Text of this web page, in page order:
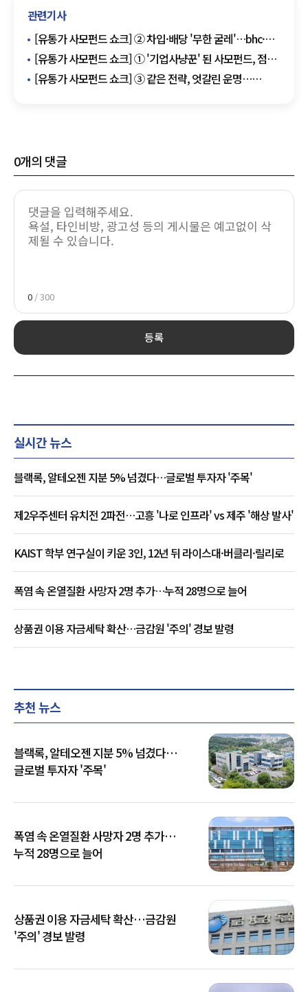
관련기사
[유통가 사모펀드 쇼크] ② 차입·배당 '무한 굴레'…bhc·
버거킹의 끝나지 않는 '엑시트'
[유통가 사모펀드 쇼크] ① '기업사냥꾼' 된 사모펀드, 점포
매각에 멍드는 홈플러스
[유통가 사모펀드 쇼크] ③ 같은 전략, 엇갈린 운명…
0개의 댓글
0 / 300
등록
실시간 뉴스
블랙록, 알테오젠 지분 5% 넘겼다…글로벌 투자자 '주목'
제2우주센터 유치전 2파전…고흥 '나로 인프라' vs 제주 '해상 발사'
KAIST 학부 연구실이 키운 3인, 12년 뒤 라이스대·버클리·릴리로
폭염 속 온열질환 사망자 2명 추가…누적 28명으로 늘어
상품권 이용 자금세탁 확산…금감원 '주의' 경보 발령
추천 뉴스
블랙록, 알테오젠 지분 5% 넘겼다…
글로벌 투자자 '주목'
폭염 속 온열질환 사망자 2명 추가…
누적 28명으로 늘어
상품권 이용 자금세탁 확산…금감원
'주의' 경보 발령